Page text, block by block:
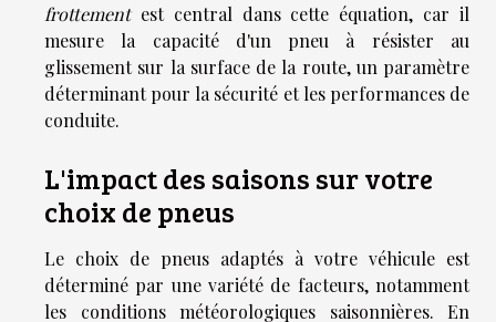
frottementest central dans cette équation, car il
mesure la capacité d'un pneu à résister au
glissement sur la surface de la route, un paramètre
déterminant pour la sécurité et les performances de
conduite.
L'impact des saisons sur votre
choix de pneus
Le choix de pneus adaptés à votre véhicule est
déterminé par une variété de facteurs, notamment
les conditions météorologiques saisonnières. En